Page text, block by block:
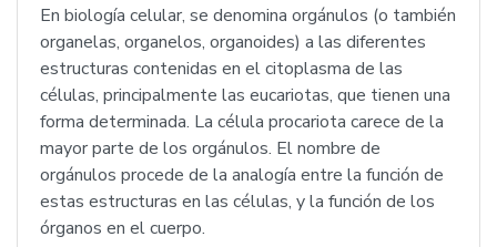
En biología celular, se denomina orgánulos (o también
organelas, organelos, organoides) a las diferentes
estructuras contenidas en el citoplasma de las
células, principalmente las eucariotas, que tienen una
forma determinada. La célula procariota carece de la
mayor parte de los orgánulos. El nombre de
orgánulos procede de la analogía entre la función de
estas estructuras en las células, y la función de los
órganos en el cuerpo.